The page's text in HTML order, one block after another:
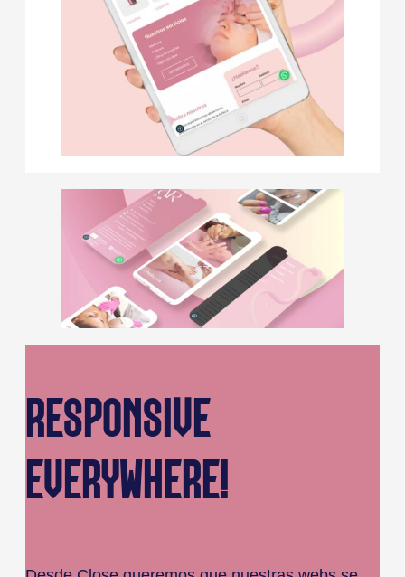
RESPONSIVE
EVERYWHERE!